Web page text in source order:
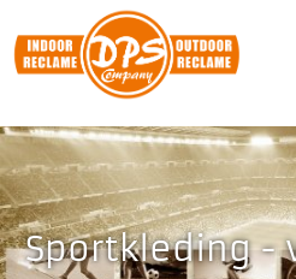
Sportkleding -